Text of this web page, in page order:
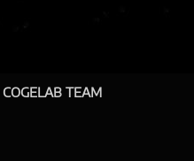
COGELAB TEAM